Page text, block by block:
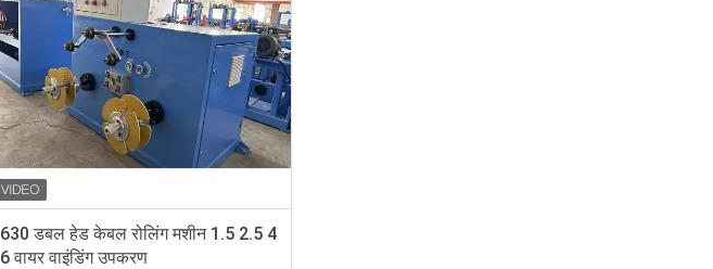
630 डबल हेड केबल रोलिंग मशीन 1.5 2.5 4
6 वायर वाइंडिंग उपकरण